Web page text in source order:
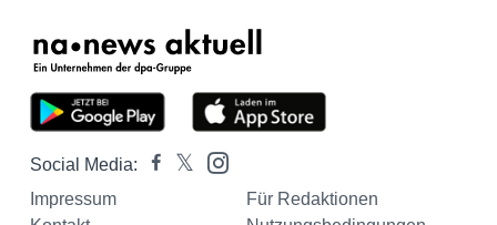
Social Media:
Impressum
Für Redaktionen